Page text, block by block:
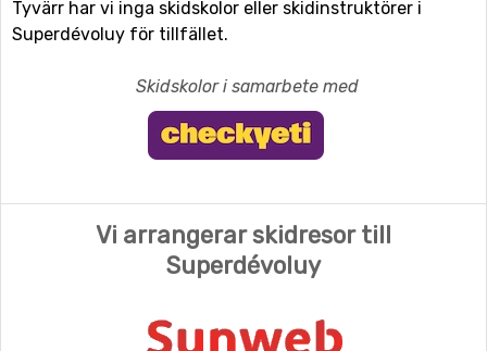
Tyvärr har vi inga skidskolor eller skidinstruktörer i
Superdévoluy för tillfället.
Skidskolor i samarbete med
Vi arrangerar skidresor till
Superdévoluy